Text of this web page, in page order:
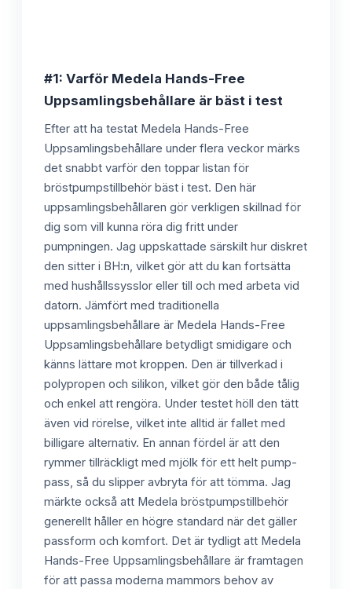
#1: Varför Medela Hands-Free
Uppsamlingsbehållare är bäst i test
Efter att ha testat Medela Hands-Free
Uppsamlingsbehållare under flera veckor märks
det snabbt varför den toppar listan för
bröstpumpstillbehör bäst i test. Den här
uppsamlingsbehållaren gör verkligen skillnad för
dig som vill kunna röra dig fritt under
pumpningen. Jag uppskattade särskilt hur diskret
den sitter i BH:n, vilket gör att du kan fortsätta
med hushållssysslor eller till och med arbeta vid
datorn. Jämfört med traditionella
uppsamlingsbehållare är Medela Hands-Free
Uppsamlingsbehållare betydligt smidigare och
känns lättare mot kroppen. Den är tillverkad i
polypropen och silikon, vilket gör den både tålig
och enkel att rengöra. Under testet höll den tätt
även vid rörelse, vilket inte alltid är fallet med
billigare alternativ. En annan fördel är att den
rymmer tillräckligt med mjölk för ett helt pump-
pass, så du slipper avbryta för att tömma. Jag
märkte också att Medela bröstpumpstillbehör
generellt håller en högre standard när det gäller
passform och komfort. Det är tydligt att Medela
Hands-Free Uppsamlingsbehållare är framtagen
för att passa moderna mammors behov av